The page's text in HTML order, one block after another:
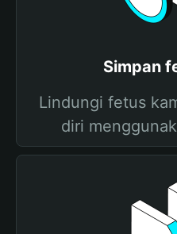
Simpan
Lindungi fetus
diri